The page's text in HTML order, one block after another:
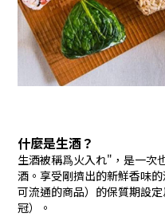
什麼是生酒？
生酒被稱爲火入れ"，是一次
酒。享受剛擠出的新鮮香味
可流通的商品）的保質期設
冠）。